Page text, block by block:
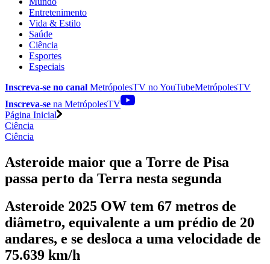
Entretenimento
Vida & Estilo
Saúde
Ciência
Esportes
Especiais
Inscreva-se no canal MetrópolesTV noYouTubeMetrópolesTV
Inscreva-se na MetrópolesTV
Página Inicial
Ciência
Ciência
Asteroide maior que a Torre de Pisa
passa perto da Terra nesta segunda
Asteroide 2025 OW tem 67 metros de
diâmetro, equivalente a um prédio de 20
andares, e se desloca a uma velocidade de
75.639 km/h